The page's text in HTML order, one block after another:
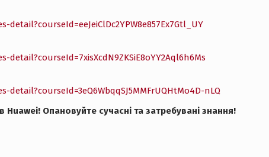
nLQ
Huawei! Опановуйте сучасні та затребувані знання!